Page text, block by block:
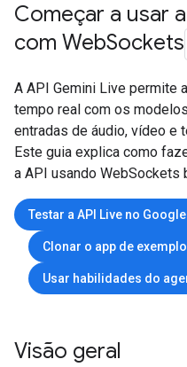
Começar a usar
com WebSockets
A API Gemini Live permite
tempo real com os
entradas de áudio, vídeo e
Este guia explica como
a API usando WebSockets
Testar a API Live no
Clonar o app de
Usar habilidades do
Visão geral